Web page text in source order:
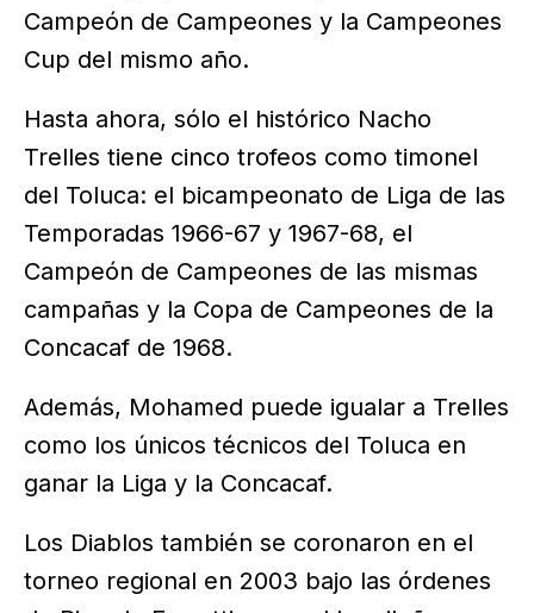
Campeón de Campeones y la Campeones
Cup del mismo año.
Hasta ahora, sólo el histórico Nacho
Trelles tiene cinco trofeos como timonel
del Toluca: el bicampeonato de Liga de las
Temporadas 1966-67 y 1967-68, el
Campeón de Campeones de las mismas
campañas y la Copa de Campeones de la
Concacaf de 1968.
Además, Mohamed puede igualar a Trelles
como los únicos técnicos del Toluca en
ganar la Liga y la Concacaf.
Los Diablos también se coronaron en el
torneo regional en 2003 bajo las órdenes